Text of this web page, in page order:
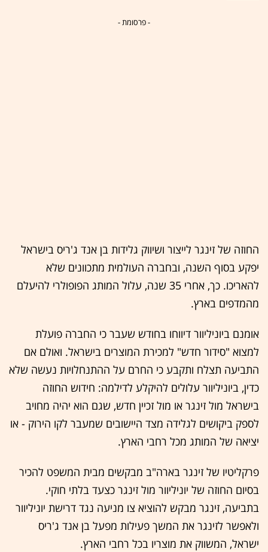
- פרסומת -
החוזה של זינגר לייצור ושיווק גלידות בן אנד ג'ריס בישראל
יפקע בסוף השנה, ובחברה העולמית מתכוונים שלא
להאריכו. כך, אחרי 35 שנה, עלול המותג הפופולרי להיעלם
מהמדפים בארץ.
אומנם ביוניליוור דיווחו בחודש שעבר כי החברה פועלת
למצוא "סידור חדש" למכירת המוצרים בישראל. ואולם אם
התביעה תצלח ותקבע כי החרם על ההתנחלויות נעשה שלא
כדין, ביוניליוור עלולים להיקלע לדילמה: חידוש החוזה
בישראל מול זינגר או מול זכיין חדש, שגם הוא יהיה מחויב
לספק ביקושים לגלידה מצד היישובים שמעבר לקו הירוק - או
יציאה של המותג מכל רחבי הארץ.
פרקליטיו של זינגר בארה"ב מבקשים מבית המשפט להכיר
בסיום החוזה של יוניליוור מול זינגר כצעד בלתי חוקי.
בתביעה, זינגר מבקש להוציא צו מניעה נגד דרישת יוניליוור
ולאפשר לזינגר את המשך פעילות מפעל בן אנד ג'ריס
ישראל, המשווק את מוצריו בכל רחבי הארץ.